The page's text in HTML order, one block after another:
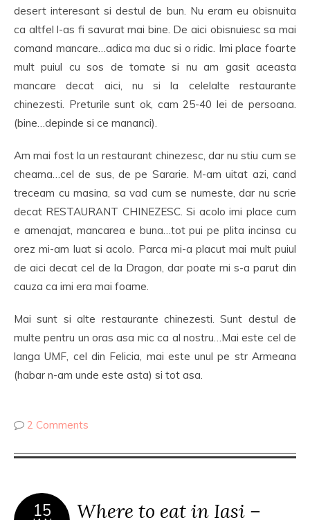
desert interesant si destul de bun. Nu eram eu obisnuita
ca altfel l-as fi savurat mai bine. De aici obisnuiesc sa mai
comand mancare…adica ma duc si o ridic. Imi place foarte
mult puiul cu sos de tomate si nu am gasit aceasta
mancare decat aici, nu si la celelalte restaurante
chinezesti. Preturile sunt ok, cam 25-40 lei de persoana.
(bine…depinde si ce mananci).
Am mai fost la un restaurant chinezesc, dar nu stiu cum se
cheama…cel de sus, de pe Sararie. M-am uitat azi, cand
treceam cu masina, sa vad cum se numeste, dar nu scrie
decat RESTAURANT CHINEZESC. Si acolo imi place cum
e amenajat, mancarea e buna…tot pui pe plita incinsa cu
orez mi-am luat si acolo. Parca mi-a placut mai mult puiul
de aici decat cel de la Dragon, dar poate mi s-a parut din
cauza ca imi era mai foame.
Mai sunt si alte restaurante chinezesti. Sunt destul de
multe pentru un oras asa mic ca al nostru…Mai este cel de
langa UMF, cel din Felicia, mai este unul pe str Armeana
(habar n-am unde este asta) si tot asa.
2 Comments
15
Where to eat in Iasi –